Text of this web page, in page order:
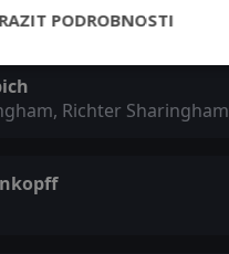
Richter Sharingham
PODROBNOSTI